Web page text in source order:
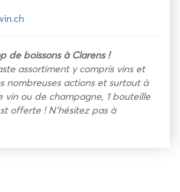
de boissons à Clarens !
assortiment y compris vins et
nombreuses actions et surtout à
vin ou de champagne, 1 bouteille
offerte ! N‘hésitez pas à